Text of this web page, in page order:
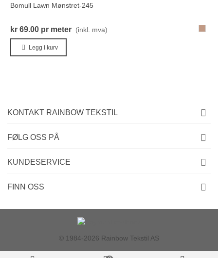
Bomull Lawn Mønstret-245
kr 69.00 pr meter (inkl. mva)
Legg i kurv
KONTAKT RAINBOW TEKSTIL
FØLG OSS PÅ
KUNDESERVICE
FINN OSS
© 1984-2026 Rainbow Tekstil AS